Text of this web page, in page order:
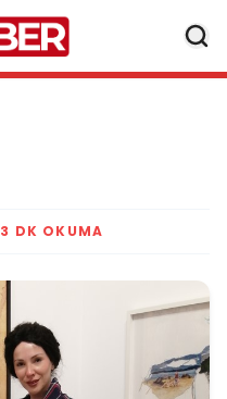
3 DK OKUMA